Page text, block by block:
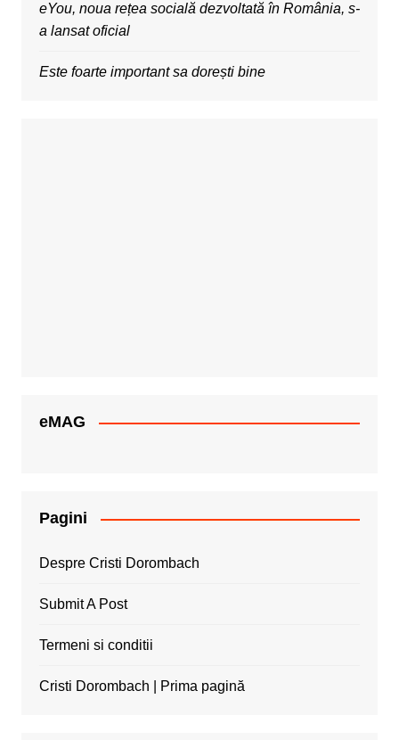
eYou, noua rețea socială dezvoltată în România, s-
a lansat oficial
Este foarte important sa dorești bine
eMAG
Pagini
Despre Cristi Dorombach
Submit A Post
Termeni si conditii
Cristi Dorombach | Prima pagină